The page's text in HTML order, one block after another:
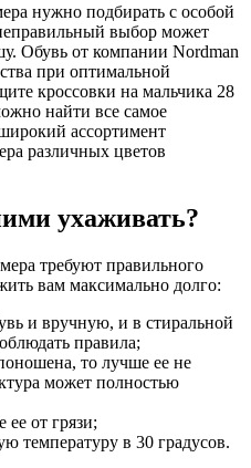
нужно подбирать с особой
выбор может
Обувь от компании Nordman
при оптимальной
кроссовки на мальчика 28
найти все самое
ассортимент
различных цветов
ухаживать?
требуют правильного
вам максимально долго:
и вручную, и в стиральной
правила;
то лучше ее не
может полностью
ее от грязи;
температуру в 30 градусов.